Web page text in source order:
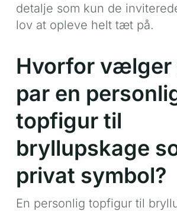
detalje som kun de
lov at opleve helt tæt på.
Hvorfor vælger
par en
topfigur til
bryllupskage
privat symbol?
En personlig topfigur til